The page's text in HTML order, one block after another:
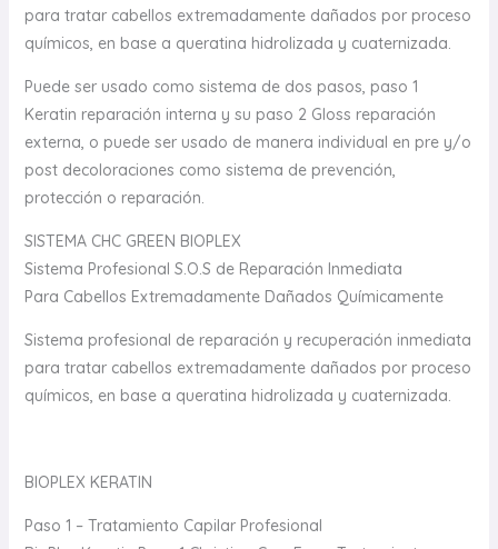
para tratar cabellos extremadamente dañados por proceso
químicos, en base a queratina hidrolizada y cuaternizada.
Puede ser usado como sistema de dos pasos, paso 1
Keratin reparación interna y su paso 2 Gloss reparación
externa, o puede ser usado de manera individual en pre y/o
post decoloraciones como sistema de prevención,
protección o reparación.
SISTEMA CHC GREEN BIOPLEX
Sistema Profesional S.O.S de Reparación Inmediata
Para Cabellos Extremadamente Dañados Químicamente
Sistema profesional de reparación y recuperación inmediata
para tratar cabellos extremadamente dañados por proceso
químicos, en base a queratina hidrolizada y cuaternizada.
BIOPLEX KERATIN
Paso 1 – Tratamiento Capilar Profesional